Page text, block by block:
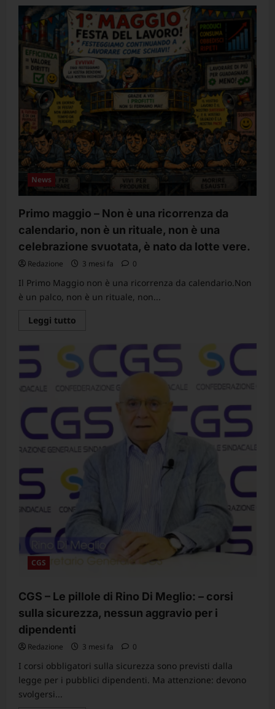
su
Circolare
INAIL
n.
17/2026
–
Certificati
di
infortunio
sul
lavoro
–
Ripresa
del
lavoro
–
Istruzioni
News
Primo maggio – Non è una ricorrenza da
calendario, non è un rituale, non è una
celebrazione svuotata, è nato da lotte vere.
Redazione 3 mesi fa 0
Il Primo Maggio non è una ricorrenza da calendario.Non
è un palco, non è un rituale, non...
Leggi tutto
Primo
maggio
–
ricorrenza
da
calendario,
non
è
un
non
è
una
celebrazione
svuotata,
vere.
CGS
CGS – Le pillole di Rino Di Meglio: – corsi
sulla sicurezza, nessun aggravio per i
dipendenti
Redazione 3 mesi fa 0
I corsi obbligatori sulla sicurezza sono previsti dalla
legge per i pubblici dipendenti. Ma attenzione: devono
svolgersi...